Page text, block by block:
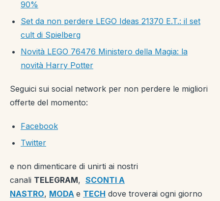
90%
Set da non perdere LEGO Ideas 21370 E.T.: il set
cult di Spielberg
Novità LEGO 76476 Ministero della Magia: la
novità Harry Potter
Seguici sui social network per non perdere le migliori
offerte del momento:
Facebook
Twitter
e non dimenticare di unirti ai nostri
canali TELEGRAM, SCONTI A
NASTRO, MODA e TECH dove troverai ogni giorno